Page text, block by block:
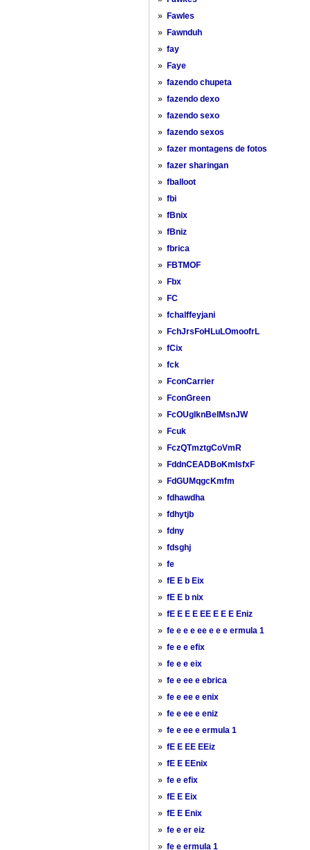
» Fawles
» Fawnduh
» fay
» Faye
» fazendo chupeta
» fazendo dexo
» fazendo sexo
» fazendo sexos
» fazer montagens de fotos
» fazer sharingan
» fballoot
» fbi
» fBnix
» fBniz
» fbrica
» FBTMOF
» Fbx
» FC
» fchalffeyjani
» FchJrsFoHLuLOmoofrL
» fCix
» fck
» FconCarrier
» FconGreen
» FcOUgIknBeIMsnJW
» Fcuk
» FczQTmztgCoVmR
» FddnCEADBoKmIsfxF
» FdGUMqgcKmfm
» fdhawdha
» fdhytjb
» fdny
» fdsghj
» fe
» fE E b Eix
» fE E b nix
» fE E E E EE E E E Eniz
» fe e e e ee e e e ermula 1
» fe e e efix
» fe e e eix
» fe e ee e ebrica
» fe e ee e enix
» fe e ee e eniz
» fe e ee e ermula 1
» fE E EE EEiz
» fE E EEnix
» fe e efix
» fE E Eix
» fE E Enix
» fe e er eiz
» fe e ermula 1